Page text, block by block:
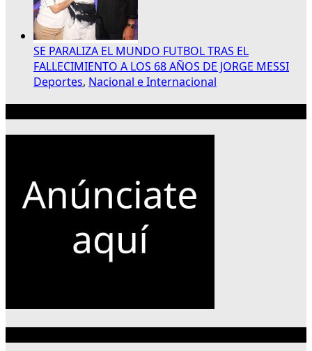
SE PARALIZA EL MUNDO FUTBOL TRAS EL
FALLECIMIENTO A LOS 68 AÑOS DE JORGE MESSI
Deportes, Nacional e Internacional